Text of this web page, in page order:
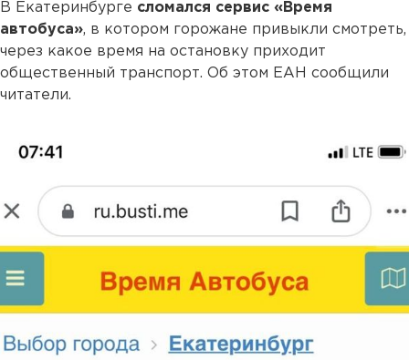
В Екатеринбурге сломался сервис «Время
автобуса», в котором горожане привыкли смотреть,
через какое время на остановку приходит
общественный транспорт. Об этом ЕАН сообщили
читатели.